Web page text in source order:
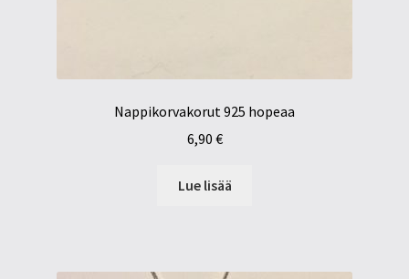
Nappikorvakorut 925 hopeaa
6,90 €
Lue lisää